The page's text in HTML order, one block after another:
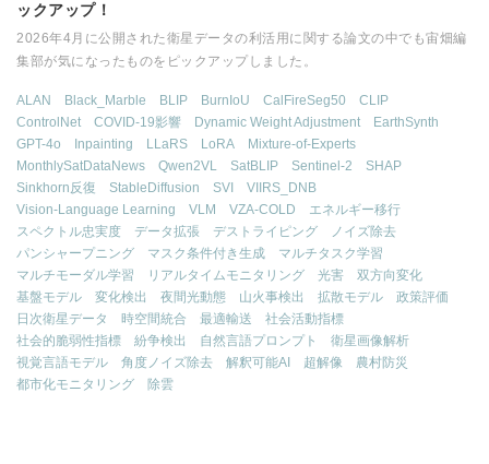
ックアップ！
2026年4月に公開された衛星データの利活用に関する論文の中でも宙畑編
集部が気になったものをピックアップしました。
ALAN Black_Marble BLIP BurnIoU CalFireSeg50
CLIP
ControlNet
COVID-19影響 Dynamic Weight Adjustment
EarthSynth
GPT-4o
Inpainting LLaRS LoRA
Mixture-of-Experts
MonthlySatDataNews
Qwen2VL SatBLIP Sentinel-2
SHAP
Sinkhorn反復
StableDiffusion SVI
VIIRS_DNB
Vision-Language Learning
VLM VZA-COLD
エネルギー移行
スペクトル忠実度
データ拡張 デストライピング
ノイズ除去
パンシャープニング
マスク条件付き生成
マルチタスク学習
マルチモーダル学習
リアルタイムモニタリング 光害
双方向変化
基盤モデル
変化検出 夜間光動態 山火事検出 拡散モデル
政策評価
日次衛星データ
時空間統合 最適輸送
社会活動指標
社会的脆弱性指標
紛争検出 自然言語プロンプト
衛星画像解析
視覚言語モデル
角度ノイズ除去 解釈可能AI 超解像
農村防災
都市化モニタリング
除雲